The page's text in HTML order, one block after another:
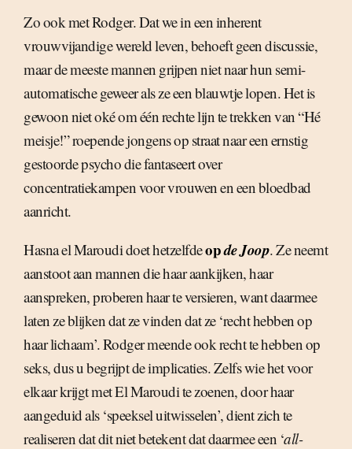
Zo ook met Rodger. Dat we in een inherent
vrouwvijandige wereld leven, behoeft geen discussie,
maar de meeste mannen grijpen niet naar hun semi-
automatische geweer als ze een blauwtje lopen. Het is
gewoon niet oké om één rechte lijn te trekken van “Hé
meisje!” roepende jongens op straat naar een ernstig
gestoorde psycho die fantaseert over
concentratiekampen voor vrouwen en een bloedbad
aanricht.
Hasna el Maroudi doet hetzelfdeopde Joop. Ze neemt
aanstoot aan mannen die haar aankijken, haar
aanspreken, proberen haar te versieren, want daarmee
laten ze blijken dat ze vinden dat ze ‘recht hebben op
haar lichaam’. Rodger meende ook recht te hebben op
seks, dus u begrijpt de implicaties. Zelfs wie het voor
elkaar krijgt met El Maroudi te zoenen, door haar
aangeduid als ‘speeksel uitwisselen’, dient zich te
realiseren dat dit niet betekent dat daarmee een ‘all-